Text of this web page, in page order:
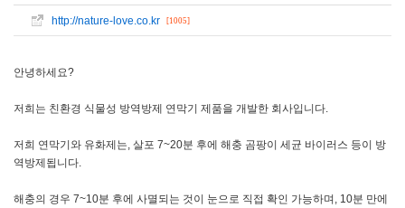
http://nature-love.co.kr [1005]
안녕하세요?
저희는 친환경 식물성 방역방제 연막기 제품을 개발한 회사입니다.
저희 연막기와 유화제는, 살포 7~20분 후에 해충 곰팡이 세균 바이러스 등이 방
역방제됩니다.
해충의 경우 7~10분 후에 사멸되는 것이 눈으로 직접 확인 가능하며, 10분 만에